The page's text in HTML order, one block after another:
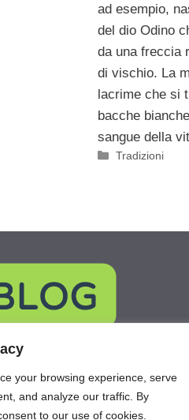
your browsing experience, serve
and analyze our traffic. By
to our use of cookies.
ad esempio,
del dio Odino
da una freccia
di vischio. La
lacrime che si
bacche
sangue della
Categorie
Tradizioni